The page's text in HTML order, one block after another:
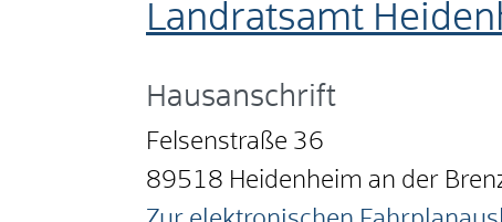
Landratsamt
Hausanschrift
Felsenstraße 36
89518 Heidenheim an der